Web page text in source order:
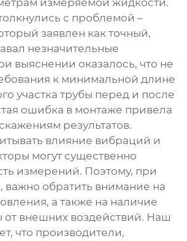
измеряемой жидкости.
с проблемой –
заявлен как точный,
незначительные
выяснении оказалось, что не
к минимальной длине
участка трубы перед и после
ошибка в монтаже привела
результатов.
влияние вибраций и
могут существенно
измерений. Поэтому, при
, важно обратить внимание на
а также на наличие
от внешних воздействий. Наш
что производители,